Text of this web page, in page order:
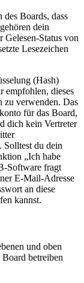
Boards, dass
dein
Gelesen-Status von
Lesezeichen
(Hash)
empfohlen, dieses
zu verwenden. Das
für das Board,
dich kein Vertreter
Solltest du dein
„Ich habe
Software fragt
E-Mail-Adresse
an diese
kannst.
und oben
betreiben